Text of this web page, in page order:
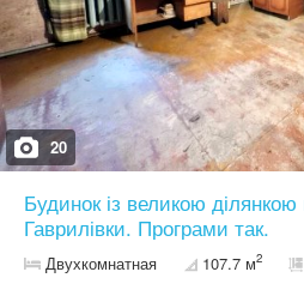
20
Будинок із великою ділянкою
Гаврилівки. Програми так.
Двухкомнатная 107.7 м2